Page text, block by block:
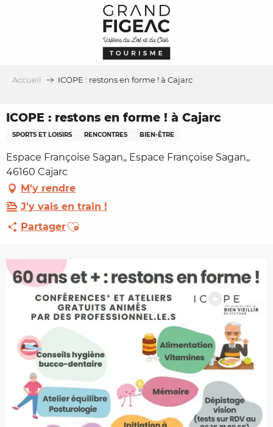
Accueil ICOPE : restons en forme ! à Cajarc
ICOPE : restons en forme ! à Cajarc
SPORTS ET LOISIRS RENCONTRES BIEN-ÊTRE
Espace Françoise Sagan,, Espace Françoise Sagan,,
46160 Cajarc
M'y rendre
J'y vais en train !
PartagerAjouter aux favoris